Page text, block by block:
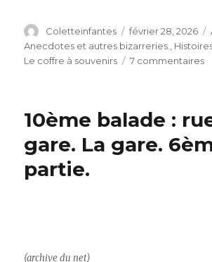
Auteur
Coletteinfantes
Publié
le
février 28, 2026
Anecdotes et autres bizarreries.
Le coffre à souvenirs
7 commentairessur
…
!!!
10ème balade :
gare. La gare.
partie.
(archive du net)